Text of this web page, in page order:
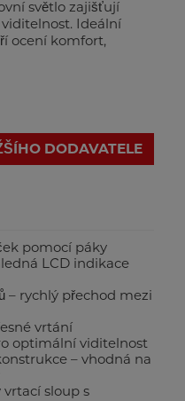
světlo zajišťují
Ideální
ocení komfort,
DODAVATELE
pomocí páky
LCD indikace
– rychlý přechod mezi
vrtání
optimální viditelnost
– vhodná na
vrtací sloup s